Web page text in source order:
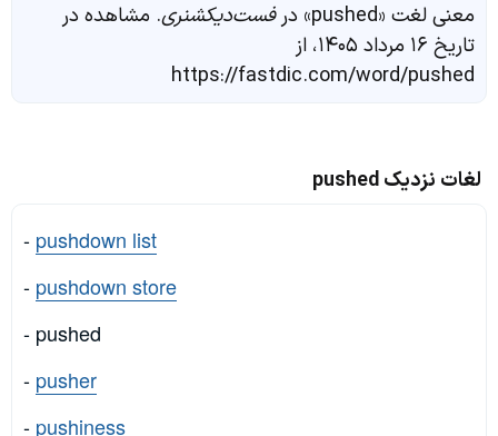
معنی لغت «pushed» در فست‌دیکشنری. مشاهده در
تاریخ ۱۶ مرداد ۱۴۰۵، از
https://fastdic.com/word/pushed
لغات نزدیک pushed
- pushdown list
- pushdown store
- pushed
- pusher
- pushiness